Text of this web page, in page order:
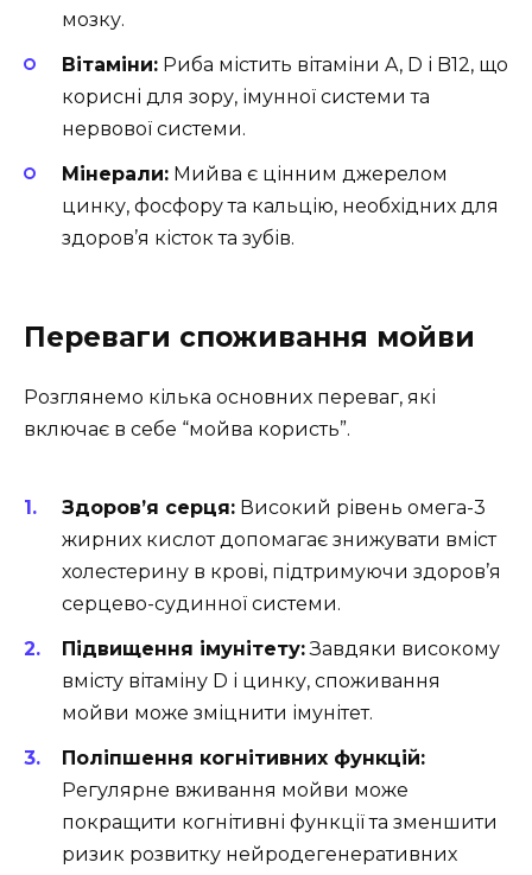
мозку.
Вітаміни: Риба містить вітаміни A, D і B12, що
корисні для зору, імунної системи та
нервової системи.
Мінерали: Мийва є цінним джерелом
цинку, фосфору та кальцію, необхідних для
здоров’я кісток та зубів.
Переваги споживання мойви
Розглянемо кілька основних переваг, які
включає в себе “мойва користь”.
Здоров’я серця: Високий рівень омега-3
жирних кислот допомагає знижувати вміст
холестерину в крові, підтримуючи здоров’я
серцево-судинної системи.
Підвищення імунітету:Завдяки високому
вмісту вітаміну D і цинку, споживання
мойви може зміцнити імунітет.
Поліпшення когнітивних функцій:
Регулярне вживання мойви може
покращити когнітивні функції та зменшити
ризик розвитку нейродегенеративних